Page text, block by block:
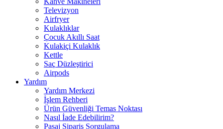
Televizyon
Airfryer
Kulaklıklar
Çocuk Akıllı Saat
Kulakiçi Kulaklık
Kettle
Saç Düzleştirici
Airpods
Yardım
Yardım Merkezi
İşlem Rehberi
Ürün Güvenliği Temas Noktası
Nasıl İade Edebilirim?
Pasaj Sipariş Sorgulama